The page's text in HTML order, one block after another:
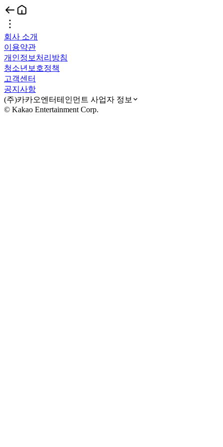
회사 소개
이용약관
개인정보처리방침
청소년보호정책
고객센터
공지사항
(주)카카오엔터테인먼트 사업자 정보
© Kakao Entertainment Corp.